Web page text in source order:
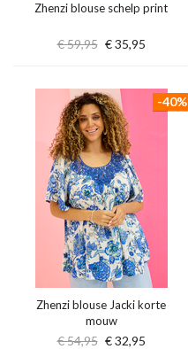
Zhenzi blouse schelp print
€ 59,95 € 35,95
Zhenzi blouse Jacki korte
mouw
€ 54,95 € 32,95
-40%